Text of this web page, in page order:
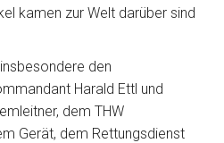
kamen zur Welt darüber sind
den
Harald Ettl und
dem THW
Gerät, dem Rettungsdienst